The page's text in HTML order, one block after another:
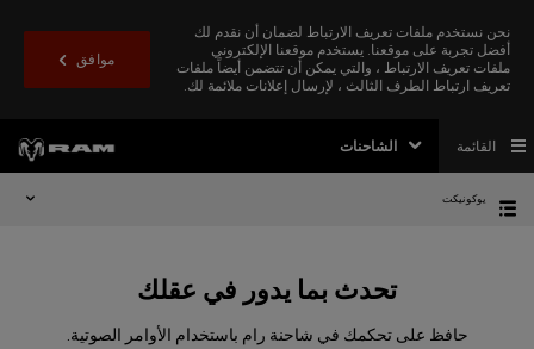
نحن نستخدم ملفات تعريف الارتباط لضمان أن نقدم لك
أفضل تجربة على موقعنا. يستخدم موقعنا الإلكتروني
ملفات تعريف الارتباط ، والتي يمكن أن تتضمن أيضاً ملفات
تعريف ارتباط الطرف الثالث ، لإرسال إعلانات ملائمة لك.
موافق
الشاحنات القائمة
يوكونيكت
تحدث بما يدور في عقلك
حافظ على تحكمك في شاحنة رام باستخدام الأوامر الصوتية.